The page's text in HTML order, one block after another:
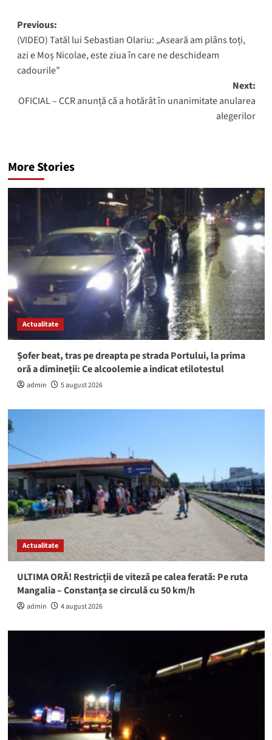
Post
navigation
Previous:
(VIDEO) Tatăl lui Sebastian Olariu: „Aseară am plâns toți,
azi e Moș Nicolae, este ziua în care ne deschideam
cadourile”
Next:
OFICIAL – CCR anunță că a hotărât în unanimitate anularea
alegerilor
More Stories
Actualitate
Șofer beat, tras pe dreapta pe strada Portului, la prima
oră a dimineții: Ce alcoolemie a indicat etilotestul
admin 5 august 2026
Actualitate
ULTIMA ORĂ! Restricții de viteză pe calea ferată: Pe ruta
Mangalia – Constanța se circulă cu 50 km/h
admin 4 august 2026